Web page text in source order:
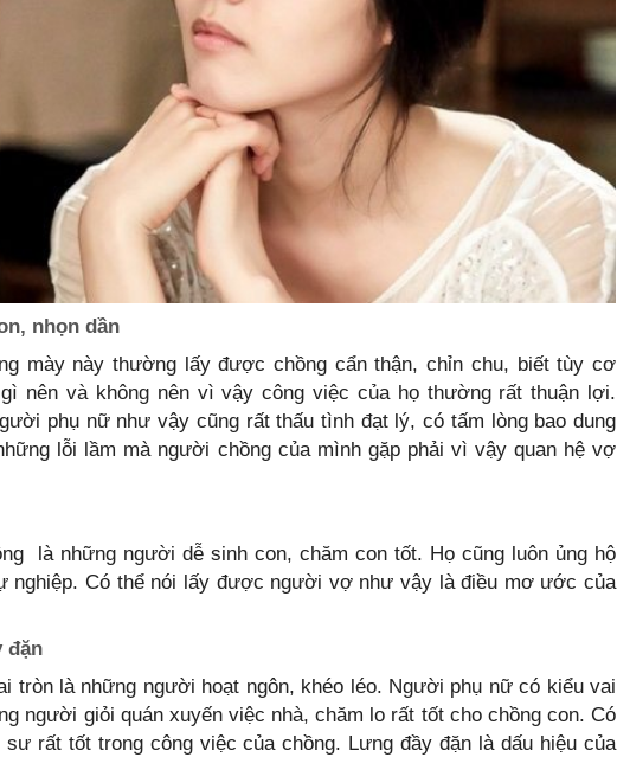
nhọn dần
mày này thường lấy được chồng cẩn thận, chỉn chu, biết tùy cơ
nên và không nên vì vậy công việc của họ thường rất thuận lợi.
phụ nữ như vậy cũng rất thấu tình đạt lý, có tấm lòng bao dung
lỗi lầm mà người chồng của mình gặp phải vì vậy quan hệ vợ
là những người dễ sinh con, chăm con tốt. Họ cũng luôn ủng hộ
nghiệp. Có thể nói lấy được người vợ như vậy là điều mơ ước của
đặn
tròn là những người hoạt ngôn, khéo léo. Người phụ nữ có kiểu vai
người giỏi quán xuyến việc nhà, chăm lo rất tốt cho chồng con. Có
rất tốt trong công việc của chồng. Lưng đầy đặn là dấu hiệu của